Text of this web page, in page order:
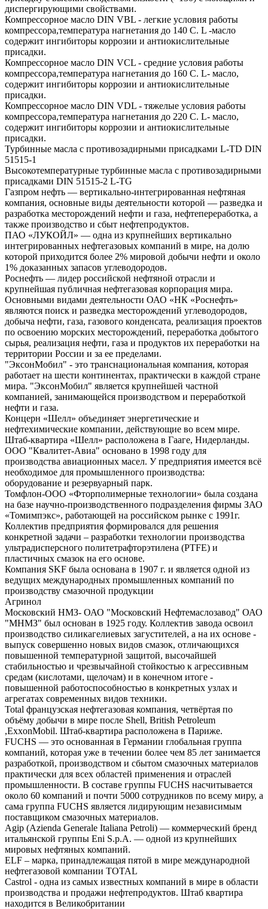
диспергирующими свойствами.
Компрессорное масло DIN VBL - легкие условия работы
компрессора,температура нагнетания до 140 С. L -масло
содержит ингибиторы коррозии и антиокислительные
присадки.
Компрессорное масло DIN VCL - средние условия работы
компрессора,температура нагнетания до 160 С. L- масло,
содержит ингибиторы коррозии и антиокислительные
присадки.
Компрессорное масло DIN VDL - тяжелые условия работы
компрессора,температура нагнетания до 220 С. L- масло,
содержит ингибиторы коррозии и антиокислительные
присадки.
Турбинные масла с противозадирными присадками L-TD DIN
51515-1
Высокотемпературные турбинные масла с противозадирными
присадками DIN 51515-2 L-TG
Газпром нефть — вертикально-интегрированная нефтяная
компания, основные виды деятельности которой — разведка и
разработка месторождений нефти и газа, нефтепереработка, а
также производство и сбыт нефтепродуктов.
ПАО «ЛУКОЙЛ» — одна из крупнейших вертикально
интегрированных нефтегазовых компаний в мире, на долю
которой приходится более 2% мировой добычи нефти и около
1% доказанных запасов углеводородов.
Роснефть — лидер российской нефтяной отрасли и
крупнейшая публичная нефтегазовая корпорация мира.
Основными видами деятельности ОАО «НК «Роснефть»
являются поиск и разведка месторождений углеводородов,
добыча нефти, газа, газового конденсата, реализация проектов
по освоению морских месторождений, переработка добытого
сырья, реализация нефти, газа и продуктов их переработки на
территории России и за ее пределами.
"ЭксонМобил" - это транснациональная компания, которая
работает на шести континентах, практически в каждой стране
мира. "ЭксонМобил" является крупнейшей частной
компанией, занимающейся производством и переработкой
нефти и газа.
Концерн «Шелл» объединяет энергетические и
нефтехимические компании, действующие во всем мире.
Штаб-квартира «Шелл» расположена в Гааге, Нидерланды.
ООО "Квалитет-Авиа" основано в 1998 году для
производства авиационных масел. У предприятия имеется всё
необходимое для промышленного производства:
оборудование и резервуарный парк.
Томфлон-ООО «Фторполимерные технологии» была создана
на базе научно-производственного подразделения фирмы ЗАО
«Томимпэкс», работающей на российском рынке с 1991г.
Коллектив предприятия формировался для решения
конкретной задачи – разработки технологии производства
ультрадисперсного политетрафторэтилена (PTFE) и
пластичных смазок на его основе.
Компания SKF была основана в 1907 г. и является одной из
ведущих международных промышленных компаний по
производству смазочной продукции
Агринол
Московский НМЗ- ОАО "Московский Нефтемаслозавод" ОАО
"МНМЗ" был основан в 1925 году. Коллектив завода освоил
производство силикагелиевых загустителей, а на их основе -
выпуск совершенно новых видов смазок, отличающихся
повышенной температурной защитой, высочайшей
стабильностью и чрезвычайной стойкостью к агрессивным
средам (кислотами, щелочам) и в конечном итоге -
повышенной работоспособностью в конкретных узлах и
агрегатах современных видов техники.
Total французская нефтегазовая компания, четвёртая по
объёму добычи в мире после Shell, British Petroleum
,ExxonMobil. Штаб-квартира расположена в Париже.
FUCHS — это основанная в Германии глобальная группа
компаний, которая уже в течении более чем 85 лет занимается
разработкой, производством и сбытом смазочных материалов
практически для всех областей применения и отраслей
промышленности. В составе группы FUCHS насчитывается
около 60 компаний и почти 5000 сотрудников по всему миру, а
сама группа FUCHS является лидирующим независимым
поставщиком смазочных материалов.
Agip (Azienda Generale Italiana Petroli) — коммерческий бренд
итальянской группы Eni S.p.A. — одной из крупнейших
мировых нефтяных компаний.
ELF – марка, принадлежащая пятой в мире международной
нефтегазовой компании TOTAL
Castrol - одна из самых известных компаний в мире в области
производства и продажи нефтепродуктов. Штаб квартира
находится в Великобритании